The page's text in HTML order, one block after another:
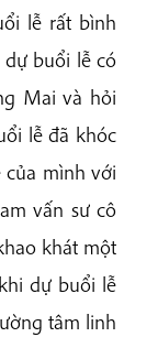
lễ rất bình
dự buổi lễ có
Mai và hỏi
lễ đã khóc
mình với
vấn sư cô
khát một
dự buổi lễ
tâm linh